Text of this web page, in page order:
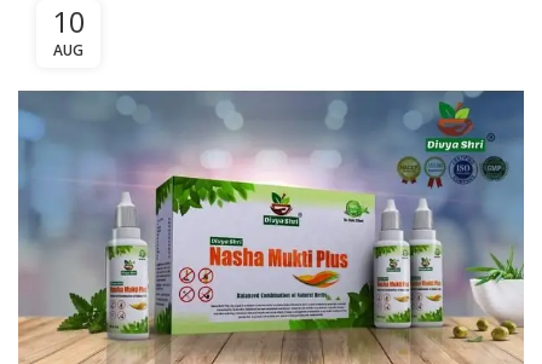
10
AUG